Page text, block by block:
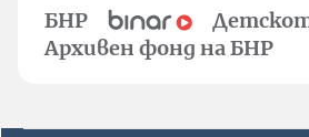
БНР
Архивен фонд на БНР